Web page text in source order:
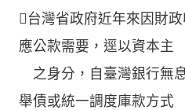
台灣省政府近年來因財
應公款需要，逕以資本主
之身分，自臺灣銀行無
舉債或統一調度庫款方式